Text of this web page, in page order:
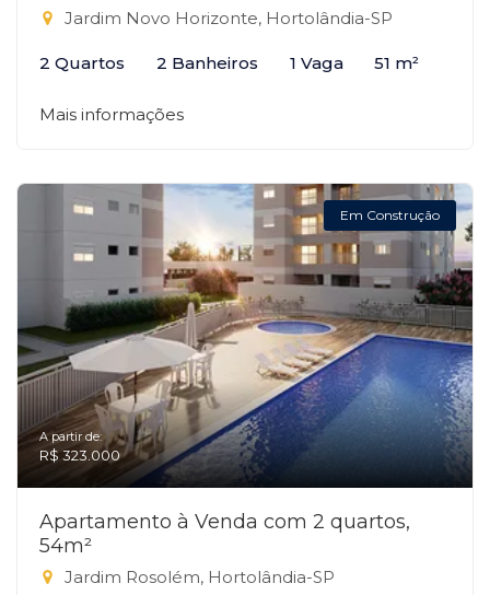
Jardim Novo Horizonte, Hortolândia-SP
2 Quartos 2 Banheiros 1 Vaga 51 m²
Mais informações
Em Construção
A partir de:
R$ 323.000
Apartamento à Venda com 2 quartos,
54m²
Jardim Rosolém, Hortolândia-SP